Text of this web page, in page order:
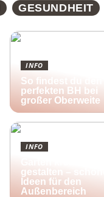
GESUNDHEIT
INFO
So findest du den
perfekten BH bei
großer Oberweite
INFO
gestalten – schöne
Ideen für den
Außenbereich